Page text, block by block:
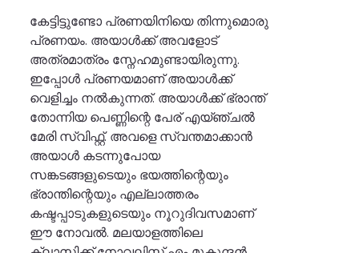
കേട്ടിട്ടുണ്ടോ പ്രണയിനിയെ തിന്നുമൊരു
പ്രണയം. അയാൾക്ക് അവളോട്
അത്രമാത്രം സ്നേഹമുണ്ടായിരുന്നു.
ഇപ്പോൾ പ്രണയമാണ് അയാൾക്ക്
വെളിച്ചം നൽകുന്നത്. അയാൾക്ക് ഭ്രാന്ത്
തോന്നിയ പെണ്ണിന്റെ പേര് എയ്ഞ്ചൽ
മേരി സ്വിഫ്റ്റ്. അവളെ സ്വന്തമാക്കാൻ
അയാൾ കടന്നുപോയ
സങ്കടങ്ങളുടെയും ഭയത്തിന്റെയും
ഭ്രാന്തിന്റെയും എല്ലാത്തരം
കഷ്ടപ്പാടുകളുടെയും നൂറുദിവസമാണ്
ഈ നോവൽ. മലയാളത്തിലെ